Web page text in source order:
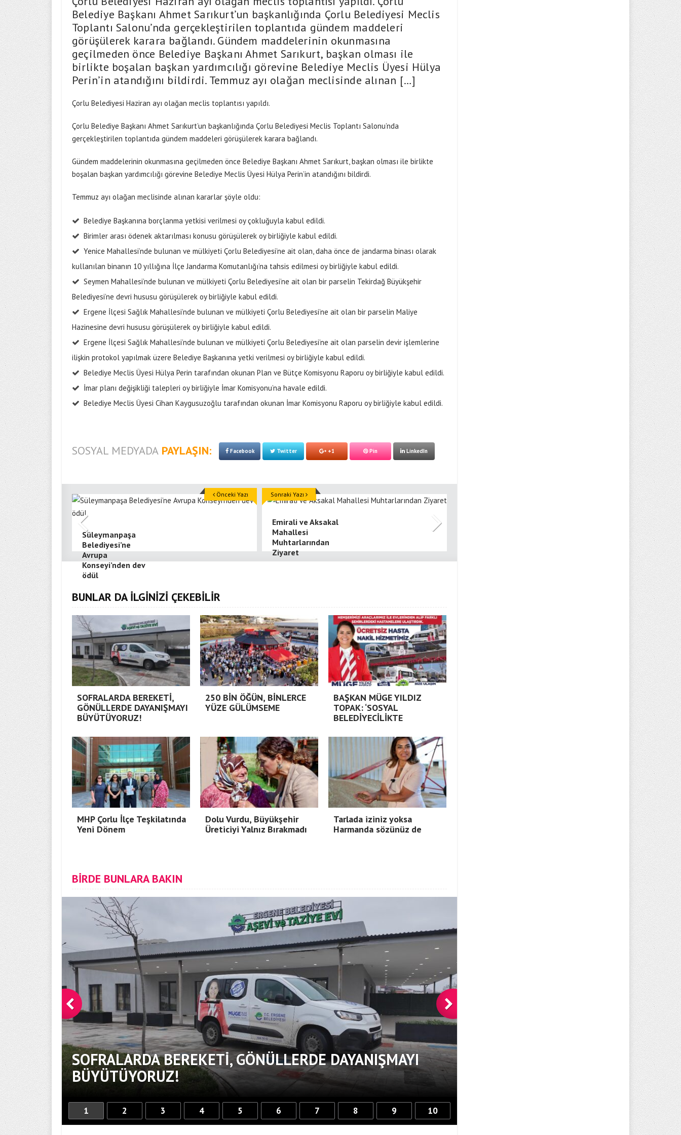
Belediye Başkanı Ahmet Sarıkurt’un başkanlığında Çorlu Belediyesi Meclis
Toplantı Salonu’nda gerçekleştirilen toplantıda gündem maddeleri
görüşülerek karara bağlandı. Gündem maddelerinin okunmasına
geçilmeden önce Belediye Başkanı Ahmet Sarıkurt, başkan olması ile
birlikte boşalan başkan yardımcılığı görevine Belediye Meclis Üyesi Hülya
Perin’in atandığını bildirdi. Temmuz ayı olağan meclisinde alınan […]
Çorlu Belediyesi Haziran ayı olağan meclis toplantısı yapıldı.
Çorlu Belediye Başkanı Ahmet Sarıkurt’un başkanlığında Çorlu Belediyesi Meclis Toplantı Salonu’nda
gerçekleştirilen toplantıda gündem maddeleri görüşülerek karara bağlandı.
Gündem maddelerinin okunmasına geçilmeden önce Belediye Başkanı Ahmet Sarıkurt, başkan olması ile birlikte
boşalan başkan yardımcılığı görevine Belediye Meclis Üyesi Hülya Perin’in atandığını bildirdi.
Temmuz ayı olağan meclisinde alınan kararlar şöyle oldu:
Belediye Başkanına borçlanma yetkisi verilmesi oy çokluğuyla kabul edildi.
Birimler arası ödenek aktarılması konusu görüşülerek oy birliğiyle kabul edildi.
Yenice Mahallesi’nde bulunan ve mülkiyeti Çorlu Belediyesi’ne ait olan, daha önce de jandarma binası olarak
kullanılan binanın 10 yıllığına İlçe Jandarma Komutanlığı’na tahsis edilmesi oy birliğiyle kabul edildi.
Seymen Mahallesi’nde bulunan ve mülkiyeti Çorlu Belediyesi’ne ait olan bir parselin Tekirdağ Büyükşehir
Belediyesi’ne devri hususu görüşülerek oy birliğiyle kabul edildi.
Ergene İlçesi Sağlık Mahallesi’nde bulunan ve mülkiyeti Çorlu Belediyesi’ne ait olan bir parselin Maliye
Hazinesine devri hususu görüşülerek oy birliğiyle kabul edildi.
Ergene İlçesi Sağlık Mahallesi’nde bulunan ve mülkiyeti Çorlu Belediyesi’ne ait olan parselin devir işlemlerine
ilişkin protokol yapılmak üzere Belediye Başkanına yetki verilmesi oy birliğiyle kabul edildi.
Belediye Meclis Üyesi Hülya Perin tarafından okunan Plan ve Bütçe Komisyonu Raporu oy birliğiyle kabul edildi.
İmar planı değişikliği talepleri oy birliğiyle İmar Komisyonu’na havale edildi.
Belediye Meclis Üyesi Cihan Kaygusuzoğlu tarafından okunan İmar Komisyonu Raporu oy birliğiyle kabul edildi.
SOSYAL MEDYADA PAYLAŞIN: Facebook Twitter +1 Pin LinkedIn
Süleymanpaşa
Belediyesi’ne
Avrupa
Konseyi’nden dev
ödül
Önceki Yazı
Emirali ve Aksakal
Mahallesi
Muhtarlarından
Ziyaret
Sonraki Yazı
BUNLAR DA İLGİNİZİ ÇEKEBİLİR
SOFRALARDA BEREKETİ,
GÖNÜLLERDE DAYANIŞMAYI
BÜYÜTÜYORUZ!
250 BİN ÖĞÜN, BİNLERCE
YÜZE GÜLÜMSEME
BAŞKAN MÜGE YILDIZ
TOPAK: ‘SOSYAL
BELEDİYECİLİKTE
MHP Çorlu İlçe Teşkilatında
Yeni Dönem
Dolu Vurdu, Büyükşehir
Üreticiyi Yalnız Bırakmadı
Tarlada iziniz yoksa
Harmanda sözünüz de
BİRDE BUNLARA BAKIN
SOFRALARDA BEREKETİ, GÖNÜLLERDE DAYANIŞMAYI
BÜYÜTÜYORUZ!
250 BİN ÖĞÜN, BİNLERCE
1 2 3 4 5 6 7 8 9 10